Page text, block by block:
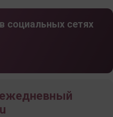
социальных сетях